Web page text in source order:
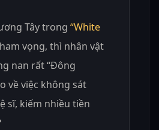
Tây trong “White
vọng, thì nhân vật
nan rất “Đông
về việc không sát
sĩ, kiếm nhiều tiền